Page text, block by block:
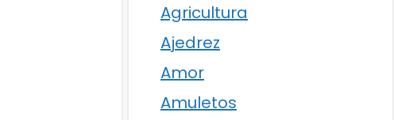
Agricultura
Ajedrez
Amor
Amuletos